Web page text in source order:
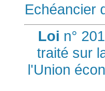
Echéancier
Loi n°
traité sur
l'Union